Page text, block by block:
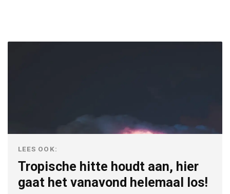
LEES OOK:
Tropische hitte houdt aan, hier
gaat het vanavond helemaal los!